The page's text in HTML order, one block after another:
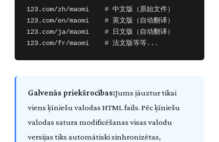
123.com/zh/maomi    # 中文版（原始文件）
123.com/en/maomi    # 英文版（自动翻译）
123.com/ja/maomi    # 日文版（自动翻译）
123.com/fr/maomi    # 法文版等等...
Galvenās priekšrocības:Jums jāuztur tikai
viens ķīniešu valodas HTML fails. Pēc ķīniešu
valodas satura modificēšanas visas valodu
versijas tiks automātiski sinhronizētas,